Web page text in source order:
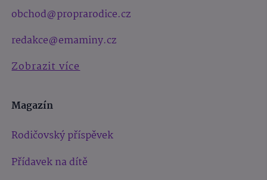
obchod@proprarodice.cz
redakce@emaminy.cz
Zobrazit více
Magazín
Rodičovský příspěvek
Přídavek na dítě